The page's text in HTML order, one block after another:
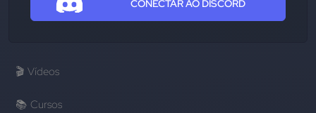
CONECTAR AO DISCORD
🎬 Vídeos
📚 Cursos